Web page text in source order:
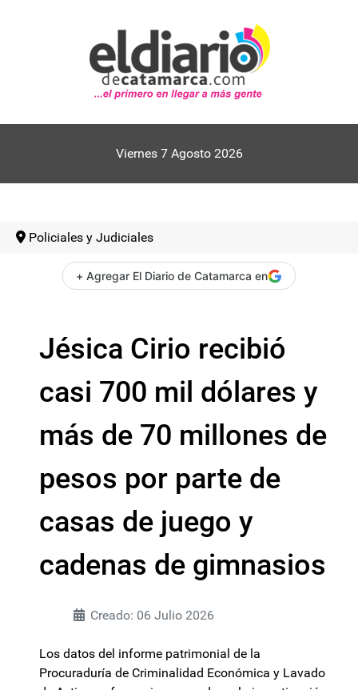
Viernes 7 Agosto 2026
Policiales y Judiciales
+ Agregar El Diario de Catamarca en
Jésica Cirio recibió
casi 700 mil dólares y
más de 70 millones de
pesos por parte de
casas de juego y
cadenas de gimnasios
Creado: 06 Julio 2026
Los datos del informe patrimonial de la
Procuraduría de Criminalidad Económica y Lavado